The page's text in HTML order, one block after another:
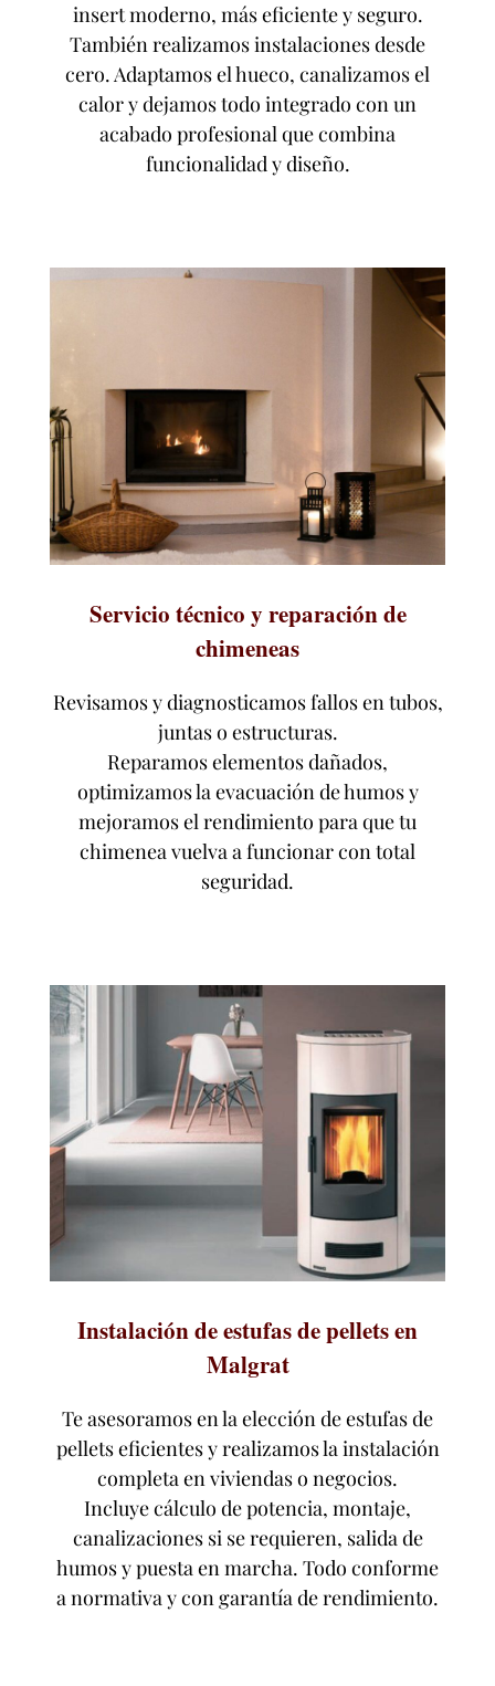
insert moderno, más eficiente y seguro.
También realizamos instalaciones desde
cero. Adaptamos el hueco, canalizamos el
calor y dejamos todo integrado con un
acabado profesional que combina
funcionalidad y diseño.
Servicio técnico y reparación de
chimeneas
Revisamos y diagnosticamos fallos en tubos,
juntas o estructuras.
Reparamos elementos dañados,
optimizamos la evacuación de humos y
mejoramos el rendimiento para que tu
chimenea vuelva a funcionar con total
seguridad.
Instalación de estufas de pellets en
Malgrat
Te asesoramos en la elección de estufas de
pellets eficientes y realizamos la instalación
completa en viviendas o negocios.
Incluye cálculo de potencia, montaje,
canalizaciones si se requieren, salida de
humos y puesta en marcha. Todo conforme
a normativa y con garantía de rendimiento.